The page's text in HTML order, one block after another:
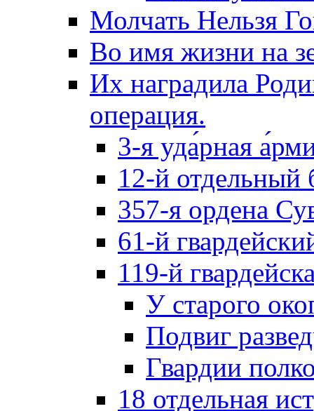
Молчать Нельзя
Во имя жизни на
Их наградила
операция.
3-я уда́рная
12-й отдельный
357-я ордена
61-й
119-й
У старого
Подвиг
Гвардии
18 отдельная